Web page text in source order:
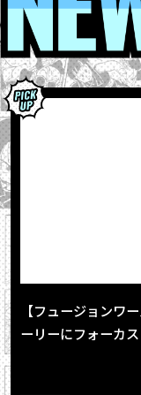
【フュージョンワ
ーリーにフォーカ